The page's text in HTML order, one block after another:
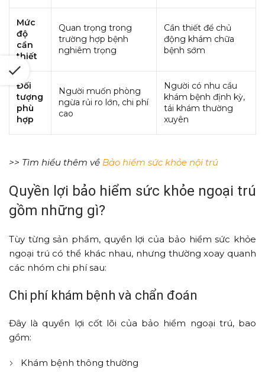
Mức
độ
cần
thiết
Quan trọng trong
trường hợp bệnh
nghiêm trọng
Cần thiết để chủ
động khám chữa
bệnh sớm
Đối
tượng
phù
hợp
Người muốn phòng
ngừa rủi ro lớn, chi phí
cao
Người có nhu cầu
khám bệnh định kỳ,
tái khám thường
xuyên
>> Tìm hiểu thêm về Bảo hiểm sức khỏe nội trú
Quyền lợi bảo hiểm sức khỏe ngoại trú
gồm những gì?
Tùy từng sản phẩm, quyền lợi của bảo hiểm sức khỏe
ngoại trú có thể khác nhau, nhưng thường xoay quanh
các nhóm chi phí sau:
Chi phí khám bệnh và chẩn đoán
Đây là quyền lợi cốt lõi của bảo hiểm ngoại trú, bao
gồm:
Khám bệnh thông thường